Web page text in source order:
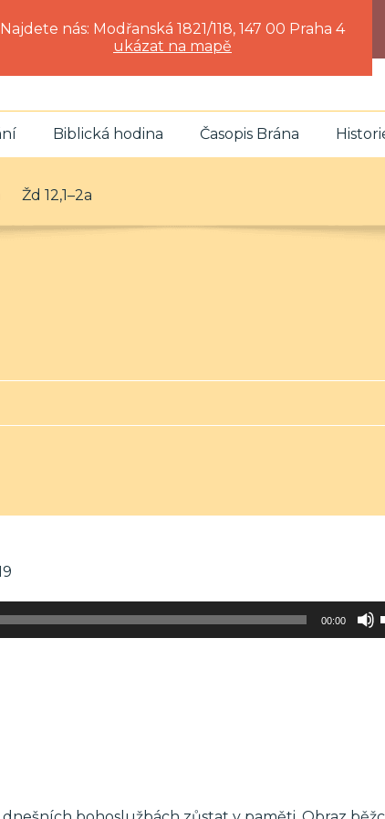
Najdete nás: Modřanská 1821/118, 147 00 Praha 4
ukázat na mapě
Biblická hodina Časopis Brána
Žd 12,1–2a
00:00